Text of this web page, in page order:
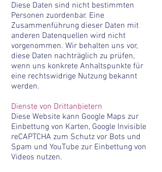
Diese Daten sind nicht bestimmten
Personen zuordenbar. Eine
Zusammenführung dieser Daten mit
anderen Datenquellen wird nicht
vorgenommen. Wir behalten uns vor,
diese Daten nachträglich zu prüfen,
wenn uns konkrete Anhaltspunkte für
eine rechtswidrige Nutzung bekannt
werden.
Dienste von Drittanbietern
Diese Website kann Google Maps zur
Einbettung von Karten, Google Invisible
reCAPTCHA zum Schutz vor Bots und
Spam und YouTube zur Einbettung von
Videos nutzen.